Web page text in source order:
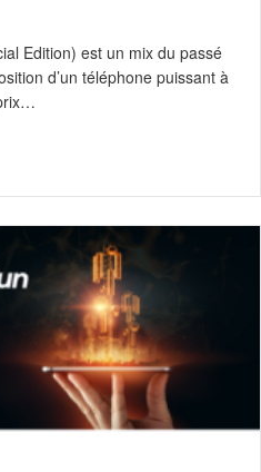
Edition) est un mix du passé
d’un téléphone puissant à
la puissance à petit prix